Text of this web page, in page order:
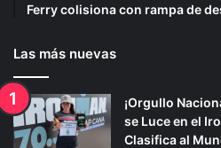
Ferry colisiona con rampa de
Las más nuevas
¡Orgullo
se Luce en el
Clasifica al